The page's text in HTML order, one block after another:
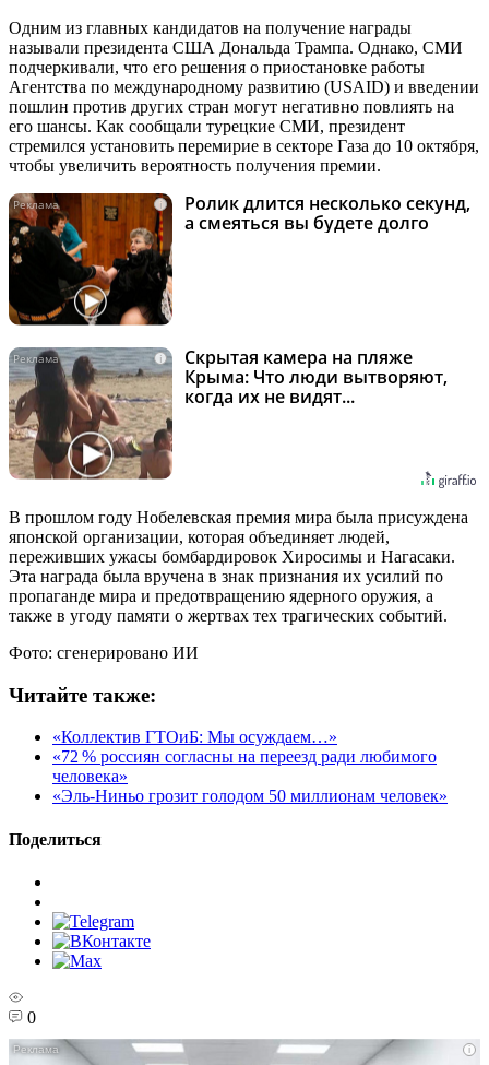
Одним из главных кандидатов на получение награды
называли президента США Дональда Трампа. Однако, СМИ
подчеркивали, что его решения о приостановке работы
Агентства по международному развитию (USAID) и введении
пошлин против других стран могут негативно повлиять на
его шансы. Как сообщали турецкие СМИ, президент
стремился установить перемирие в секторе Газа до 10 октября,
чтобы увеличить вероятность получения премии.
i
Ролик длится несколько секунд,
а смеяться вы будете долго
i
Скрытая камера на пляже
Крыма: Что люди вытворяют,
когда их не видят...
В прошлом году Нобелевская премия мира была присуждена
японской организации, которая объединяет людей,
переживших ужасы бомбардировок Хиросимы и Нагасаки.
Эта награда была вручена в знак признания их усилий по
пропаганде мира и предотвращению ядерного оружия, а
также в угоду памяти о жертвах тех трагических событий.
Фото: сгенерировано ИИ
Читайте также:
«Коллектив ГТОиБ: Мы осуждаем…»
«72 % россиян согласны на переезд ради любимого
человека»
«Эль‑Ниньо грозит голодом 50 миллионам человек»
Поделиться
0
i